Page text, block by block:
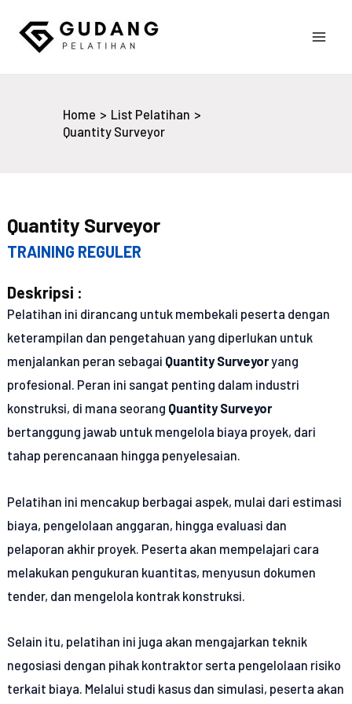
content
Home
List Pelatihan
Quantity Surveyor
Quantity Surveyor
TRAINING REGULER
Deskripsi :
Pelatihan ini dirancang untuk membekali peserta dengan
keterampilan dan pengetahuan yang diperlukan untuk
menjalankan peran sebagai Quantity Surveyoryang
profesional. Peran ini sangat penting dalam industri
konstruksi, di mana seorang Quantity Surveyor
bertanggung jawab untuk mengelola biaya proyek, dari
tahap perencanaan hingga penyelesaian.
Pelatihan ini mencakup berbagai aspek, mulai dari estimasi
biaya, pengelolaan anggaran, hingga evaluasi dan
pelaporan akhir proyek. Peserta akan mempelajari cara
melakukan pengukuran kuantitas, menyusun dokumen
tender, dan mengelola kontrak konstruksi.
Selain itu, pelatihan ini juga akan mengajarkan teknik
negosiasi dengan pihak kontraktor serta pengelolaan risiko
terkait biaya. Melalui studi kasus dan simulasi, peserta akan